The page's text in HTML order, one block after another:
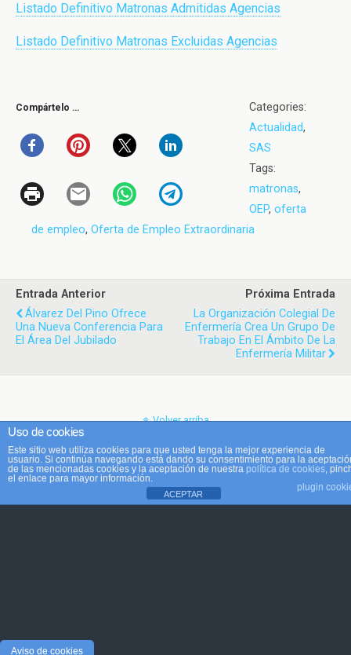
Listado Definitivo Matronas Admitidas Agencias
Listado Definitivo Matronas Excluidas Agencias
Compártelo …
Categories:
Actualidad,
SAS
Tags:
matronas,
OEP, oferta
de empleo, Oferta de Empleo Extraordinaria
Entrada Anterior
Álvarez Del Pino Ofrece
Una Nueva Conferencia Para
El Área Del Jubilado
Próxima Entrada
La Organización Colegial De
Enfermería Crea Un Grupo De
Trabajo En El Ámbito De La
Enfermería Militar
Volver arriba
Móvil Escritorio
Uso de cookies
Este sitio web utiliza cookies para que usted tenga la mejor experiencia de
usuario. Si continúa navegando está dando su consentimiento para la
de las mencionadas cookies y la aceptación de nuestra política de cookies,
el enlace para mayor información.
plugin
ACEPTAR
Aviso de cookies